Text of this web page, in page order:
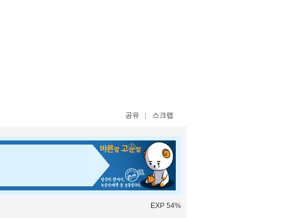
공유 스크랩
EXP 54%